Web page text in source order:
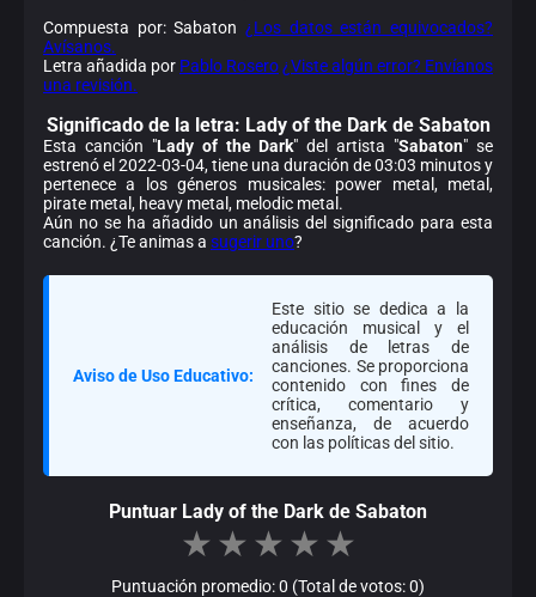
Compuesta por: Sabaton ¿Los datos están equivocados?
Avísanos.
Letra añadida por Pablo Rosero¿Viste algún error? Envíanos
una revisión.
Significado de la letra: Lady of the Dark de Sabaton
Esta canción "Lady of the Dark" del artista "Sabaton" se
estrenó el 2022-03-04, tiene una duración de 03:03 minutos y
pertenece a los géneros musicales: power metal, metal,
pirate metal, heavy metal, melodic metal.
Aún no se ha añadido un análisis del significado para esta
canción. ¿Te animas a sugerir uno?
Aviso de Uso Educativo:
Este sitio se dedica a la
educación musical y el
análisis de letras de
canciones. Se proporciona
contenido con fines de
crítica, comentario y
enseñanza, de acuerdo
con las políticas del sitio.
Puntuar Lady of the Dark de Sabaton
★ ★ ★ ★ ★
Puntuación promedio: 0 (Total de votos: 0)